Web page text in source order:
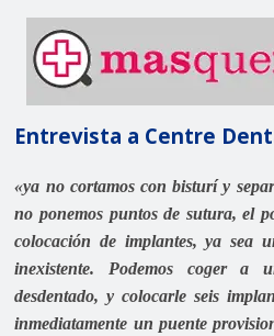
Entrevista a Centre
«ya no cortamos con bisturí y
no ponemos puntos de sutura, el
colocación de implantes, ya sea
inexistente. Podemos coger a
desdentado, y colocarle seis
inmediatamente un puente